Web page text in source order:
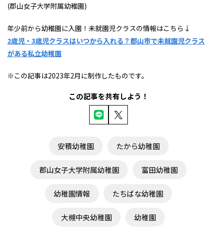
(郡山女子大学附属幼稚園)
年少前から幼稚園に入園！未就園児クラスの情報はこちら↓
2歳児・3歳児クラスはいつから入れる？郡山市で未就園児クラス
がある私立幼稚園
※この記事は2023年2月に制作したものです。
この記事を共有しよう！
安積幼稚園 たから幼稚園
郡山女子大学附属幼稚園 富田幼稚園
幼稚園情報 たちばな幼稚園
大槻中央幼稚園 幼稚園